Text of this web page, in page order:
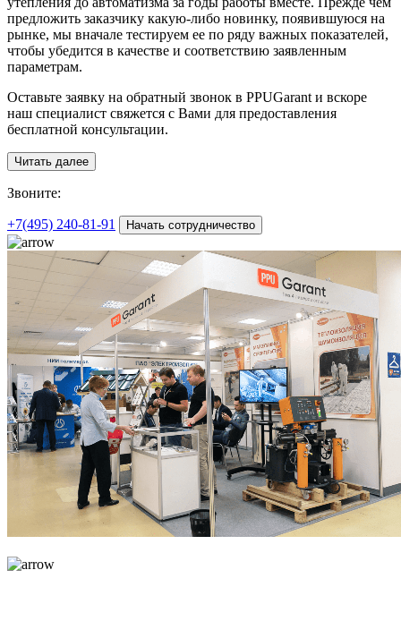
предложить заказчику какую-либо новинку, появившуюся на
рынке, мы вначале тестируем ее по ряду важных показателей,
чтобы убедится в качестве и соответствию заявленным
параметрам.
Оставьте заявку на обратный звонок в PPUGarant и вскоре
наш специалист свяжется с Вами для предоставления
бесплатной консультации.
Читать далее
Звоните:
+7(495) 240-81-91 Начать сотрудничество